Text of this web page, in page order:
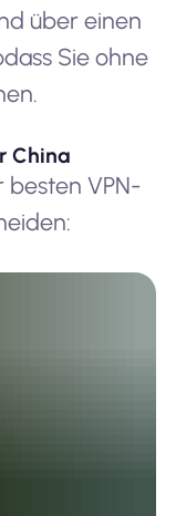
über einen
Sie ohne
China
besten VPN-